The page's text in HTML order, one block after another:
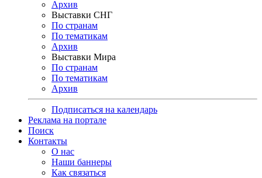
Архив
Выставки СНГ
По странам
По тематикам
Архив
Выставки Мира
По странам
По тематикам
Архив
Подписаться на календарь
Реклама на портале
Поиск
Контакты
О нас
Наши баннеры
Как связаться